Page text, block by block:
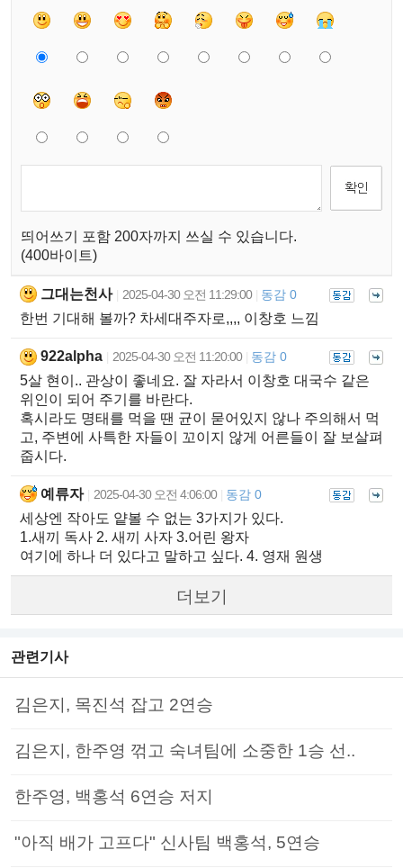
띄어쓰기 포함 200자까지 쓰실 수 있습니다.
(400바이트)
그대는천사 2025-04-30 오전 11:29:00 동감 0
한번 기대해 볼까? 차세대주자로,,,, 이창호 느낌
922alpha 2025-04-30 오전 11:20:00 동감 0
5살 현이.. 관상이 좋네요. 잘 자라서 이창호 대국수 같은
위인이 되어 주기를 바란다.
혹시라도 명태를 먹을 땐 균이 묻어있지 않나 주의해서 먹
고, 주변에 사특한 자들이 꼬이지 않게 어른들이 잘 보살펴
줍시다.
예류자 2025-04-30 오전 4:06:00 동감 0
세상엔 작아도 얕볼 수 없는 3가지가 있다.
1.새끼 독사 2. 새끼 사자 3.어린 왕자
여기에 하나 더 있다고 말하고 싶다. 4. 영재 원생
더보기
관련기사
김은지, 목진석 잡고 2연승
김은지, 한주영 꺾고 숙녀팀에 소중한 1승 선..
한주영, 백홍석 6연승 저지
"아직 배가 고프다" 신사팀 백홍석, 5연승